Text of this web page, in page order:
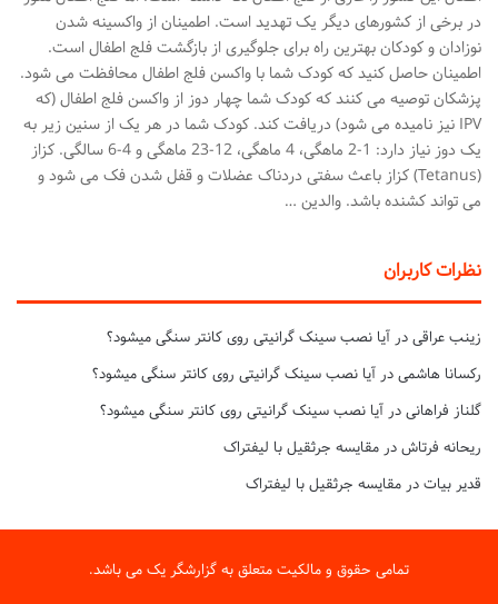
در برخی از کشورهای دیگر یک تهدید است. اطمینان از واکسینه شدن
نوزادان و کودکان بهترین راه برای جلوگیری از بازگشت فلج اطفال است.
اطمینان حاصل کنید که کودک شما با واکسن فلج اطفال محافظت می شود.
پزشکان توصیه می کنند که کودک شما چهار دوز از واکسن فلج اطفال (که
IPV نیز نامیده می شود) دریافت کند. کودک شما در هر یک از سنین زیر به
یک دوز نیاز دارد: 1-2 ماهگی، 4 ماهگی، 12-23 ماهگی و 4-6 سالگی. کزاز
(Tetanus) کزاز باعث سفتی دردناک عضلات و قفل شدن فک می شود و
می تواند کشنده باشد. والدین …
نظرات کاربران
زینب عراقی در آیا نصب سینک گرانیتی روی کانتر سنگی میشود؟
رکسانا هاشمی در آیا نصب سینک گرانیتی روی کانتر سنگی میشود؟
گلناز فراهانی در آیا نصب سینک گرانیتی روی کانتر سنگی میشود؟
ریحانه فرتاش در مقایسه جرثقیل با لیفتراک
قدیر بیات در مقایسه جرثقیل با لیفتراک
تمامی حقوق و مالکیت متعلق به گزارشگر یک می باشد.